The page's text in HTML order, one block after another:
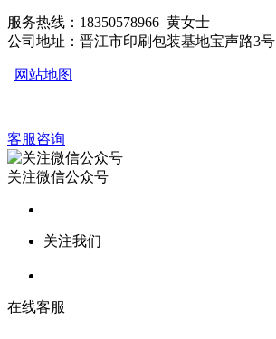
服务热线：18350578966 黄女士
公司地址：晋江市印刷包装基地宝声路3号
网站地图
客服咨询
关注微信公众号
关注我们
在线客服